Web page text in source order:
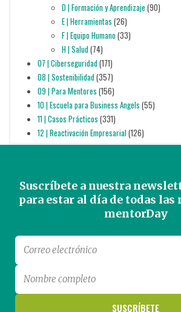
D | Formación y Aprendizaje (90)
E | Herramientas (26)
F | Equipo Humano(33)
H | Salud(74)
07 | Ciberseguridad(171)
08 | Sostenibilidad(357)
09 | Para Mentores (156)
10 | Escuela para Business Angels (55)
11 | Casos Prácticos (331)
12 | Reactivación Empresarial(126)
Suscríbete a nuestra
para estar al día de todas las
mentorDay